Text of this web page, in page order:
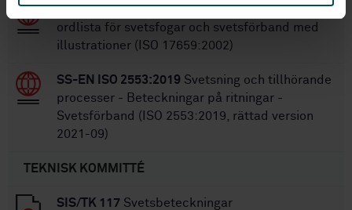
SS-EN ISO 17659:2005Svetsning - Flerspråkig
ordlista för svetsfogar och svetsförband med
illustrationer (ISO 17659:2002)
SS-EN ISO 2553:2019 Svetsning och tillhörande
processer - Beteckningar på ritningar -
Svetsförband (ISO 2553:2019, rättad version
2021-09)
TEKNISK KOMMITTÉ
SIS/TK 117 Svetsbeteckningar